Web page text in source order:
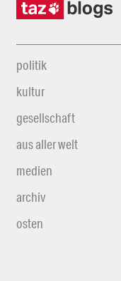
politik
kultur
gesellschaft
aus aller welt
medien
archiv
osten